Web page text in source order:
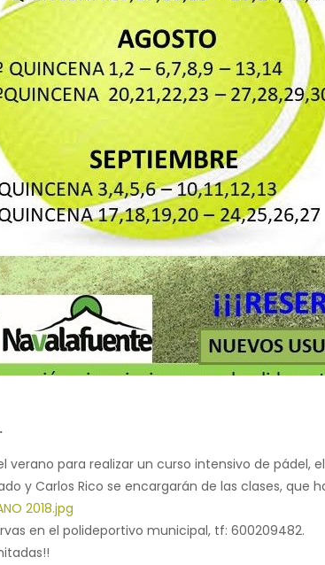
verano para realizar un curso intensivo de
y Carlos Rico se encargarán de las clases,
2018.jpg
en el polideportivo municipal, tf: 600209482.